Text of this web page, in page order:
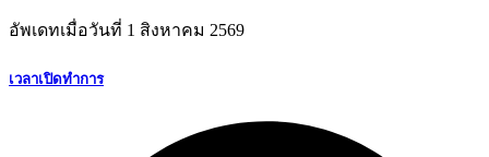
อัพเดทเมื่อวันที่ 1 สิงหาคม 2569
เวลาเปิดทำการ